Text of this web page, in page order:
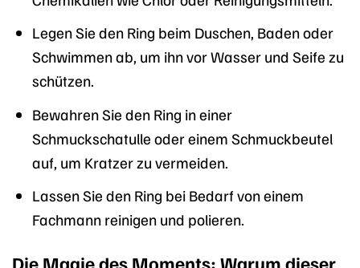
Legen Sie den Ring beim Duschen, Baden oder
Schwimmen ab, um ihn vor Wasser und Seife zu
schützen.
Bewahren Sie den Ring in einer
Schmuckschatulle oder einem Schmuckbeutel
auf, um Kratzer zu vermeiden.
Lassen Sie den Ring bei Bedarf von einem
Fachmann reinigen und polieren.
Die Magie des Moments: Warum dieser